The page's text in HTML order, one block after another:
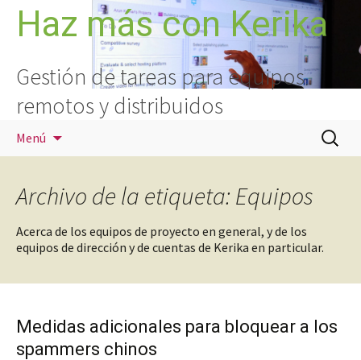
SaltarHaz más con Kerika
Gestión de tareas para equipos
remotos y distribuidos
Menú
Buscar:
Archivo de la etiqueta: Equipos
Acerca de los equipos de proyecto en general, y de los
equipos de dirección y de cuentas de Kerika en particular.
Medidas adicionales para bloquear a los
spammers chinos